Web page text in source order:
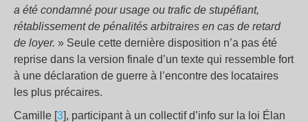
a été condamné pour usage ou trafic de stupéfiant,
rétablissement de pénalités arbitraires en cas de retard
de loyer. » Seule cette dernière disposition n’a pas été
reprise dans la version finale d’un texte qui ressemble fort
à une déclaration de guerre à l’encontre des locataires
les plus précaires.
Camille [3], participant à un collectif d’info sur la loi Élan